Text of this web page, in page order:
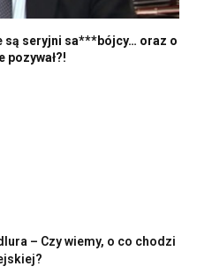
są seryjni sa***bójcy… oraz o
pozywał?!
– Czy wiemy, o co chodzi